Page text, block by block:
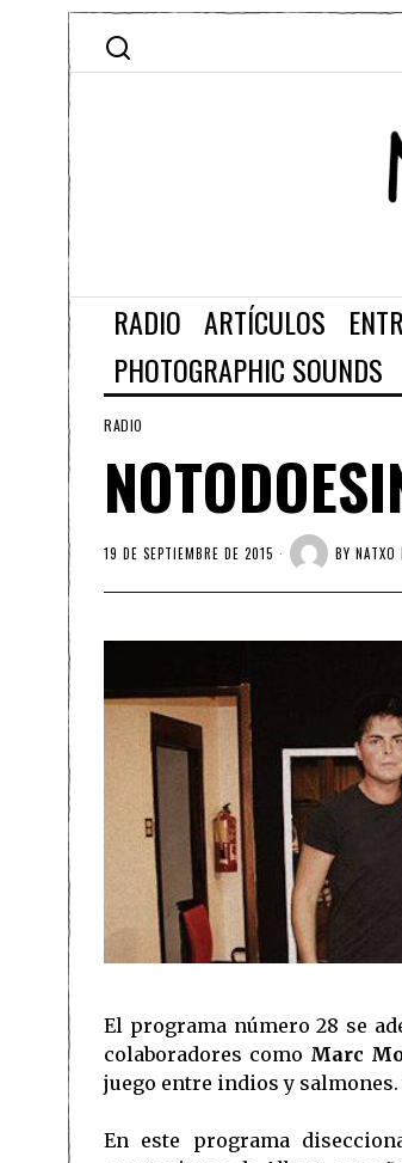
RADIO ARTÍCULOS
PHOTOGRAPHIC SOUNDS
RADIO
19 DE SEPTIEMBRE DE 2015 BY NATXO
El programa número 28 se
colaboradores como Marc
juego entre indios y
En este programa